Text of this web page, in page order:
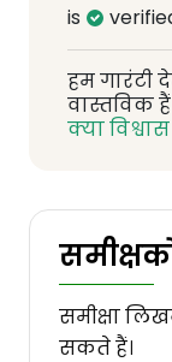
is
हम गारंटी
वास्तविक
क्या
समीक्षा
सकते हैं।